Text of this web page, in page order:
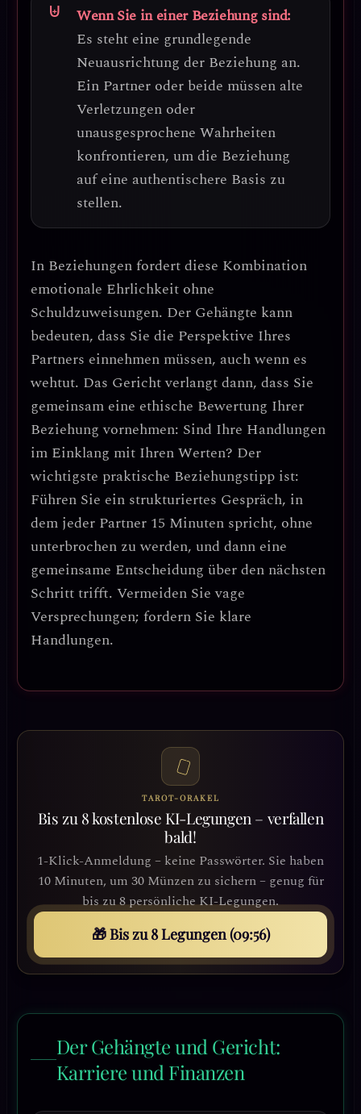
Wenn Sie in einer Beziehung sind:
Es steht eine grundlegende
Neuausrichtung der Beziehung an.
Ein Partner oder beide müssen alte
Verletzungen oder
unausgesprochene Wahrheiten
konfrontieren, um die Beziehung
auf eine authentischere Basis zu
stellen.
In Beziehungen fordert diese Kombination
emotionale Ehrlichkeit ohne
Schuldzuweisungen. Der Gehängte kann
bedeuten, dass Sie die Perspektive Ihres
Partners einnehmen müssen, auch wenn es
wehtut. Das Gericht verlangt dann, dass Sie
gemeinsam eine ethische Bewertung Ihrer
Beziehung vornehmen: Sind Ihre Handlungen
im Einklang mit Ihren Werten? Der
wichtigste praktische Beziehungstipp ist:
Führen Sie ein strukturiertes Gespräch, in
dem jeder Partner 15 Minuten spricht, ohne
unterbrochen zu werden, und dann eine
gemeinsame Entscheidung über den nächsten
Schritt trifft. Vermeiden Sie vage
Versprechungen; fordern Sie klare
Handlungen.
TAROT-ORAKEL
Bis zu 8 kostenlose KI-Legungen – verfallen
bald!
1-Klick-Anmeldung – keine Passwörter. Sie haben
10 Minuten, um 30 Münzen zu sichern – genug für
bis zu 8 persönliche KI-Legungen.
🎁 Bis zu 8 Legungen (09:53)
Der Gehängte und Gericht:
Karriere und Finanzen